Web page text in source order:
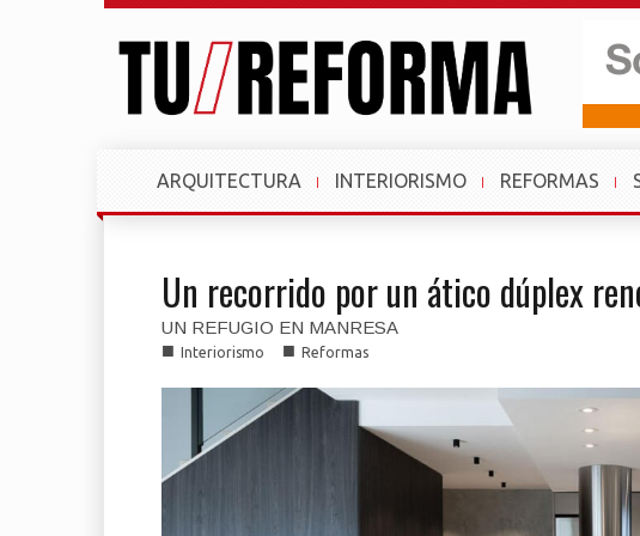
ARQUITECTURA INTERIORISMO REFORMAS
Un recorrido por un ático dúplex
UN REFUGIO EN MANRESA
■ Interiorismo ■ Reformas